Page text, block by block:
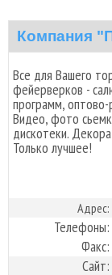
Компания
Все для Вашего
фейерверков -
программ, оптово-
Видео, фото
дискотеки.
Только лучшее!
Адрес:
Телефоны:
Факс:
Сайт: